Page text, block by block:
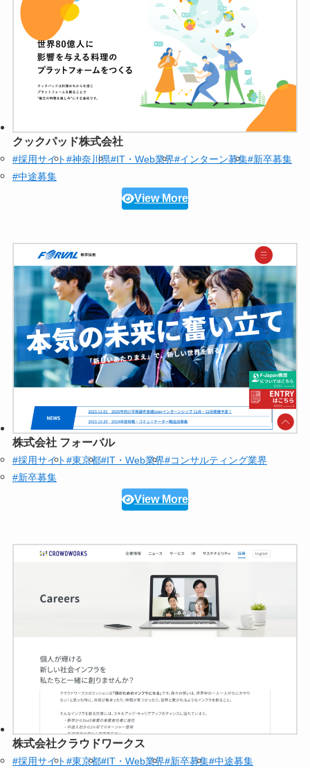
クックパッド株式会社
#採用サイト#神奈川県#IT・Web業界#インターン募集#新卒募集
#中途募集
View More
株式会社 フォーバル
#採用サイト#東京都#IT・Web業界#コンサルティング業界
#新卒募集
View More
株式会社クラウドワークス
#採用サイト#東京都#IT・Web業界#新卒募集#中途募集